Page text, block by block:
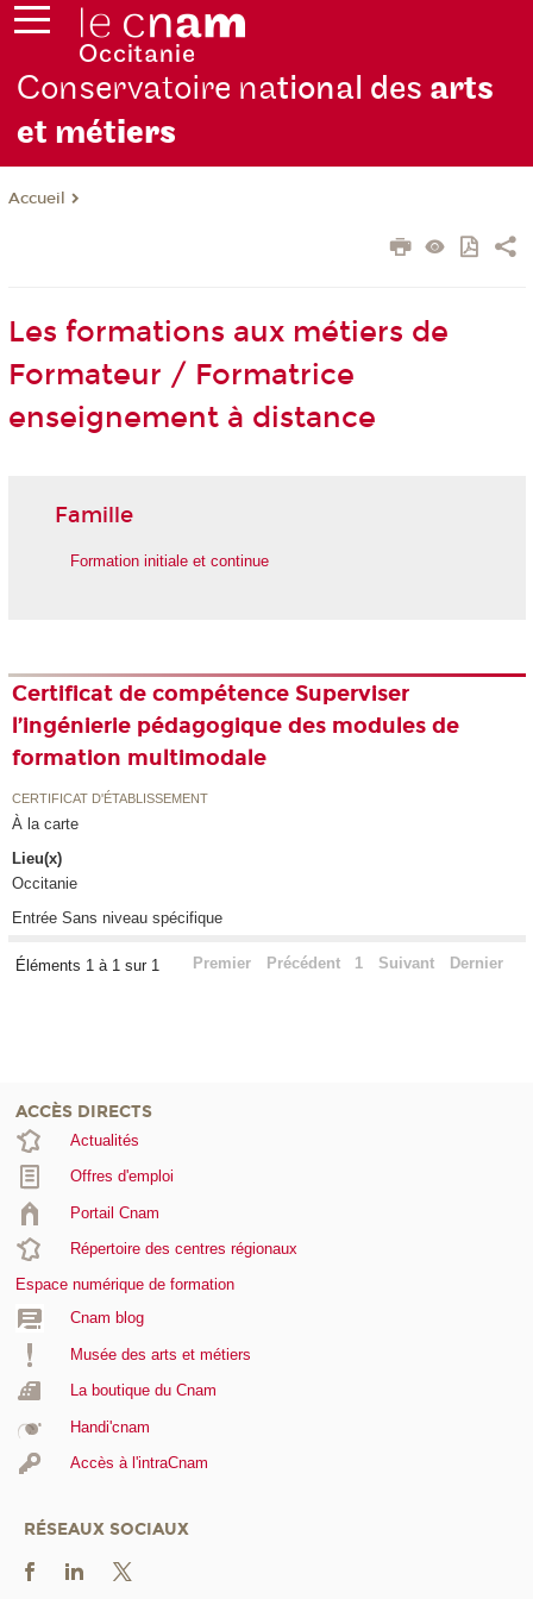
Conservatoire national des arts
et métiers
Accueil
Les formations aux métiers de
Formateur / Formatrice
enseignement à distance
Famille
Formation initiale et continue
Certificat de compétence Superviser
l’ingénierie pédagogique des modules de
formation multimodale
CERTIFICAT D'ÉTABLISSEMENT
À la carte
Lieu(x)
Occitanie
Entrée Sans niveau spécifique
Éléments 1 à 1 sur 1 Premier Précédent 1 Suivant Dernier
ACCÈS DIRECTS
Actualités
Offres d'emploi
Portail Cnam
Répertoire des centres régionaux
Espace numérique de formation
Cnam blog
Musée des arts et métiers
La boutique du Cnam
Handi'cnam
Accès à l'intraCnam
RÉSEAUX SOCIAUX